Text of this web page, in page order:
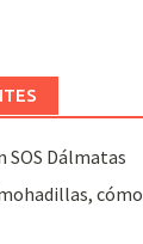
SOS Dálmatas
cómo